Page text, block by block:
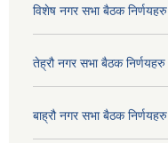
विशेष नगर सभा बैठक निर्णयहरु
तेह्रौ नगर सभा बैठक निर्णयहरु
बाह्रौ नगर सभा बैठक निर्णयहरु